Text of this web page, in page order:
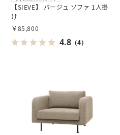
【SIEVE】 バージュ ソファ 1人掛
け
￥85,800
4.8 （4）